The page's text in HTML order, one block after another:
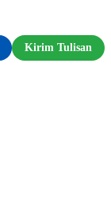
Kirim Tulisan